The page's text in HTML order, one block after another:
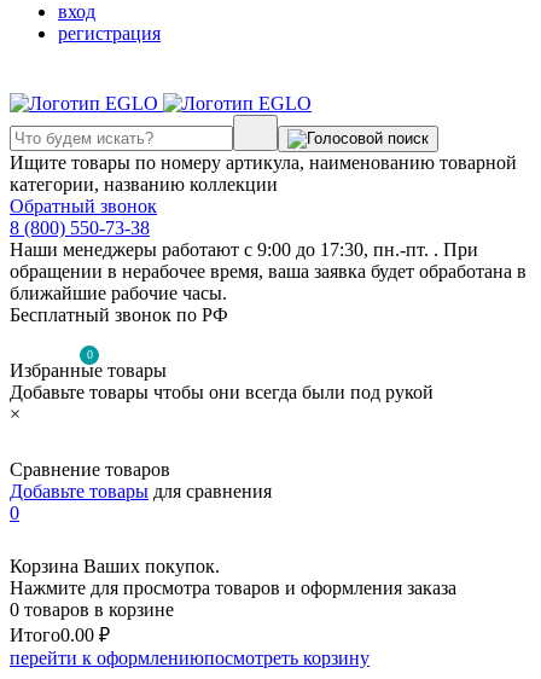
вход
регистрация
Ищите товары по номеру артикула, наименованию товарной
категории, названию коллекции
Обратный звонок
8 (800) 550-73-38
Наши менеджеры работают с 9:00 до 17:30, пн.-пт. . При
обращении в нерабочее время, ваша заявка будет обработана в
ближайшие рабочие часы.
Бесплатный звонок по РФ
0
Избранные товары
Добавьте товары чтобы они всегда были под рукой
×
Сравнение товаров
Добавьте товары для сравнения
0
Корзина Ваших покупок.
Нажмите для просмотра товаров и оформления заказа
0 товаров в корзине
Итого0.00 ₽
перейти к оформлениюпосмотреть корзину